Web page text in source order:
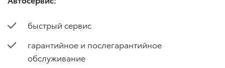
быстрый сервис
гарантийное и послегарантийное
обслуживание